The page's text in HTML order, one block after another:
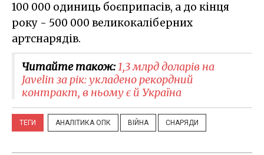
100 000 одиниць боєприпасів, а до кінця
року - 500 000 великокаліберних
артснарядів.
Читайте також:1,3 млрд доларів на
Javelin за рік: укладено рекордний
контракт, в ньому є й Україна
ТЕГИ АНАЛІТИКА ОПК ВІЙНА СНАРЯДИ